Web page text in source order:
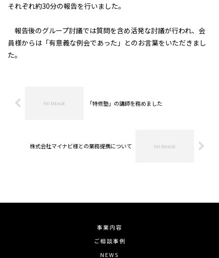
それぞれ約30分の報告を行いました。
報告後のグループ討議では質問を含め活発な討議が行われ、会
員様からは「有意義な例会であった」とのお言葉をいただきまし
た。
「特修塾」の講師を務めました
株式会社マイナビ様との業務提携について
事業内容
ご相談事例
NEWS